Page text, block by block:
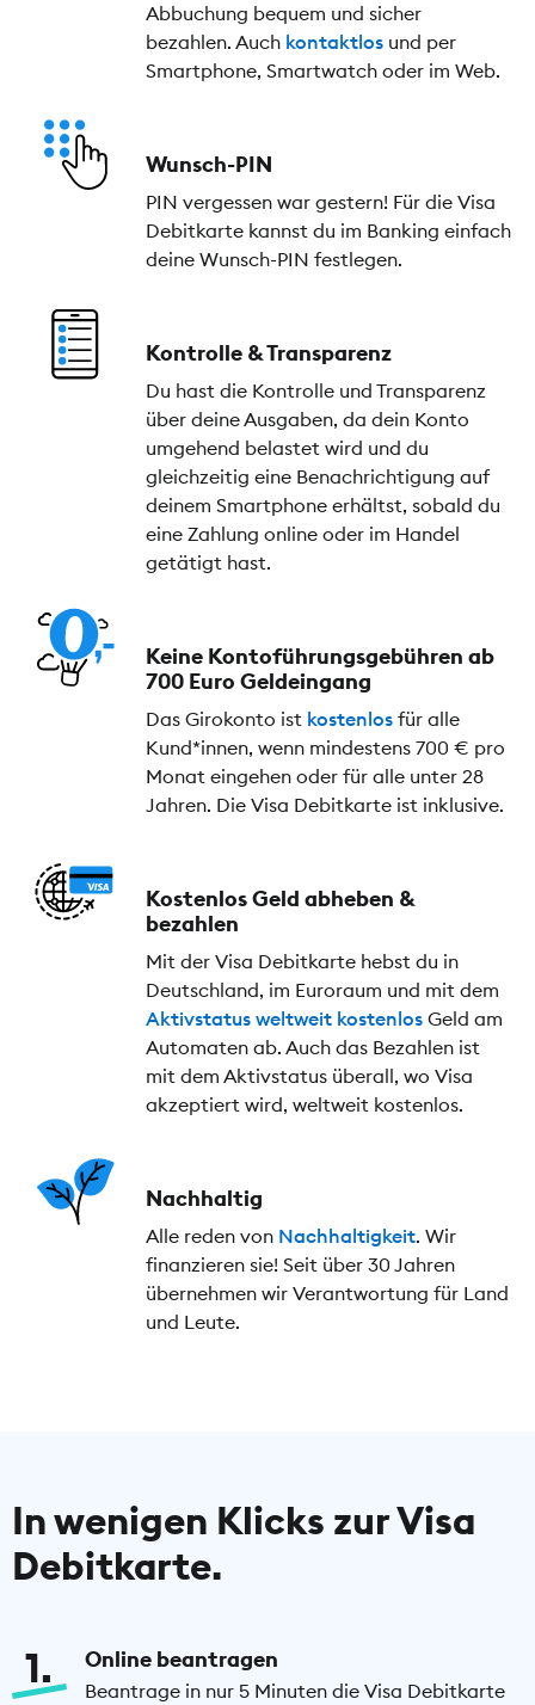
Abbuchung bequem und sicher
bezahlen. Auch kontaktlos und per
Smartphone, Smartwatch oder im Web.
Wunsch-PIN
PIN vergessen war gestern! Für die Visa
Debitkarte kannst du im Banking einfach
deine Wunsch-PIN festlegen.
Kontrolle & Transparenz
Du hast die Kontrolle und Transparenz
über deine Ausgaben, da dein Konto
umgehend belastet wird und du
gleichzeitig eine Benachrichtigung auf
deinem Smartphone erhältst, sobald du
eine Zahlung online oder im Handel
getätigt hast.
Keine Kontoführungs­gebühren ab
700 Euro Geldeingang
Das Girokonto ist kostenlos für alle
Kund*innen, wenn mindestens 700 € pro
Monat eingehen oder für alle unter 28
Jahren. Die Visa Debitkarte ist inklusive.
Kostenlos Geld abheben &
bezahlen
Mit der Visa Debitkarte hebst du in
Deutschland, im Euroraum und mit dem
Aktivstatus weltweit kostenlos Geld am
Automaten ab. Auch das Bezahlen ist
mit dem Aktivstatus überall, wo Visa
akzeptiert wird, weltweit kostenlos.
Nachhaltig
Alle reden von Nachhaltigkeit. Wir
finanzieren sie! Seit über 30 Jahren
übernehmen wir Verantwortung für Land
und Leute.
In wenigen Klicks zur Visa
Debitkarte.
1 Online beantragen
Beantrage in nur 5 Minuten die Visa Debitkarte